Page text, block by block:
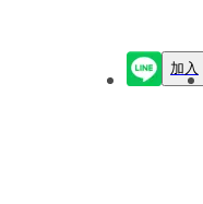
加入